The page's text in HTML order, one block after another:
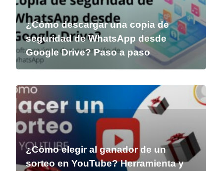
¿Cómo descargar una copia de
seguridad de WhatsApp desde
Google Drive? Paso a paso
¿Cómo elegir al ganador de un
sorteo en YouTube? Herramienta y